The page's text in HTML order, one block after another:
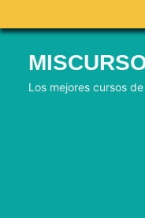
Skip
contentLos mejores cursos